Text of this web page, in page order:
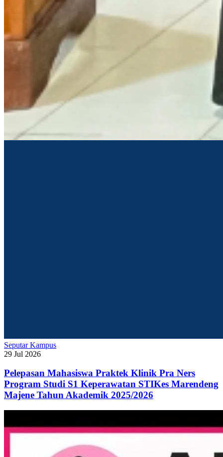
Seputar Kampus
29 Jul 2026
Pelepasan Mahasiswa Praktek Klinik Pra Ners
Program Studi S1 Keperawatan STIKes Marendeng
Majene Tahun Akademik 2025/2026